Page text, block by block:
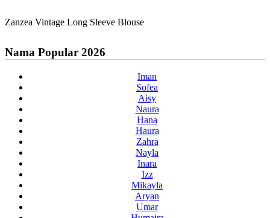
Zanzea Vintage Long Sleeve Blouse
Nama Popular 2026
Iman
Sofea
Aisy
Naura
Hana
Haura
Zahra
Nayla
Inara
Izz
Mikayla
Aryan
Umar